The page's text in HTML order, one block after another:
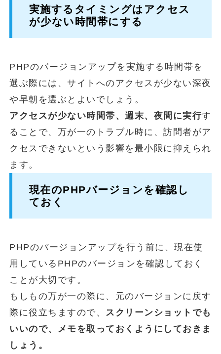
実施するタイミングはアクセス
が少ない時間帯にする
PHPのバージョンアップを実施する時間帯を
選ぶ際には、サイトへのアクセスが少ない深夜
や早朝を選ぶとよいでしょう。
アクセスが少ない時間帯、週末、夜間に実行す
ることで、万が一のトラブル時に、訪問者がア
クセスできないという影響を最小限に抑えられ
ます。
現在のPHPバージョンを確認し
ておく
PHPのバージョンアップを行う前に、現在使
用しているPHPのバージョンを確認しておく
ことが大切です。
もしもの万が一の際に、元のバージョンに戻す
際に役立ちますので、 スクリーンショットでも
いいので、メモを取っておくようにしておきま
しょう。